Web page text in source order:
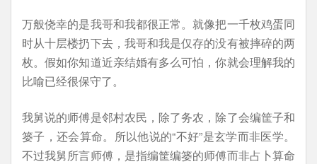
万般侥幸的是我哥和我都很正常。就像把一千枚鸡蛋同
时从十层楼扔下去，我哥和我是仅存的没有被摔碎的两
枚。假如你知道近亲结婚有多么可怕，你就会理解我的
比喻已经很保守了。
我舅说的师傅是邻村农民，除了务农，除了会编筐子和
篓子，还会算命。所以他说的“不好”是玄学而非医学。
不过我舅所言师傅，是指编筐编篓的师傅而非占卜算命